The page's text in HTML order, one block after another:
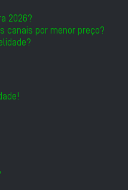
2026?
canais por menor preço?